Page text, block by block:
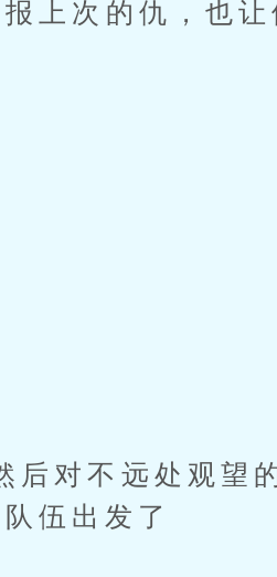
上次的仇，也让
对不远处观望
伍出发了